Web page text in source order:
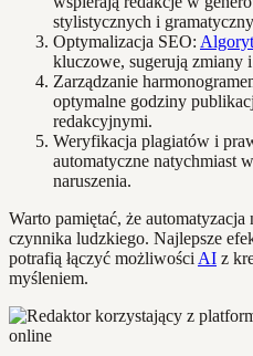
stylistycznych i
Optymalizacja SEO:
kluczowe, sugerują zmiany
Zarządzanie
optymalne godziny
redakcyjnymi.
Weryfikacja plagiatów i
automatyczne natychmiast
naruszenia.
Warto pamiętać, że automatyzacja
czynnika ludzkiego. Najlepsze
potrafią łączyć możliwości AI z
myśleniem.